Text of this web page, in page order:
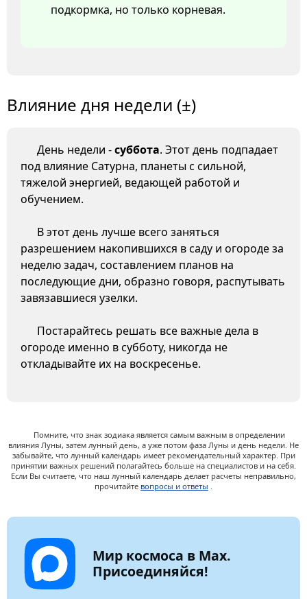
подкормка, но только корневая.
Влияние дня недели (±)
День недели -суббота. Этот день подпадает
под влияние Сатурна, планеты с сильной,
тяжелой энергией, ведающей работой и
обучением.
В этот день лучше всего заняться
разрешением накопившихся в саду и огороде за
неделю задач, составлением планов на
последующие дни, образно говоря, распутывать
завязавшиеся узелки.
Постарайтесь решать все важные дела в
огороде именно в субботу, никогда не
откладывайте их на воскресенье.
Помните, что знак зодиака является самым важным в определении
влияния Луны, затем лунный день, а уже потом фаза Луны и день недели. Не
забывайте, что лунный календарь имеет рекомендательный характер. При
принятии важных решений полагайтесь больше на специалистов и на себя.
Если Вы считаете, что наш лунный календарь делает расчеты неправильно,
прочитайте вопросы и ответы .
Мир космоса в Max.
Присоединяйся!